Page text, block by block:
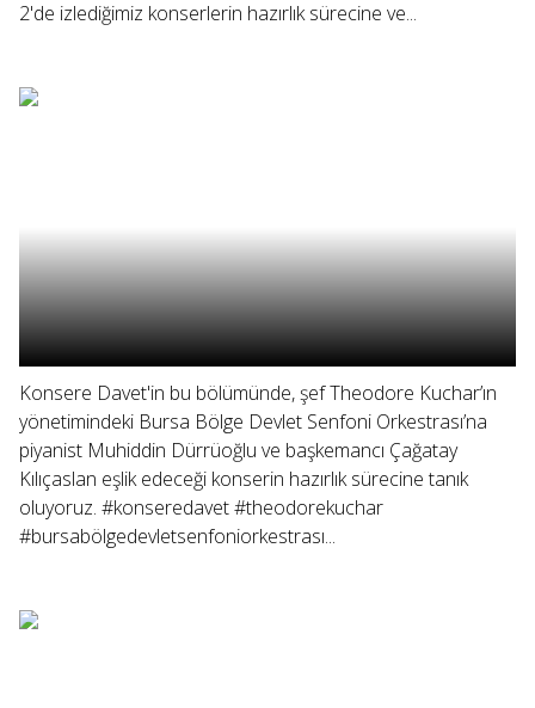
2'de izlediğimiz konserlerin hazırlık sürecine ve...
Konsere Davet'in bu bölümünde, şef Theodore Kuchar’ın
yönetimindeki Bursa Bölge Devlet Senfoni Orkestrası’na
piyanist Muhiddin Dürrüoğlu ve başkemancı Çağatay
Kılıçaslan eşlik edeceği konserin hazırlık sürecine tanık
oluyoruz. #konseredavet #theodorekuchar
#bursabölgedevletsenfoniorkestrası...